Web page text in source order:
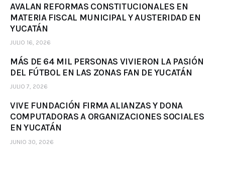
AVALAN REFORMAS CONSTITUCIONALES EN
MATERIA FISCAL MUNICIPAL Y AUSTERIDAD EN
YUCATÁN
JULIO 16, 2026
MÁS DE 64 MIL PERSONAS VIVIERON LA PASIÓN
DEL FÚTBOL EN LAS ZONAS FAN DE YUCATÁN
JULIO 7, 2026
VIVE FUNDACIÓN FIRMA ALIANZAS Y DONA
COMPUTADORAS A ORGANIZACIONES SOCIALES
EN YUCATÁN
JUNIO 30, 2026